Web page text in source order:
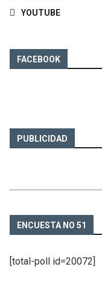
YOUTUBE
FACEBOOK
PUBLICIDAD
ENCUESTA NO 51
[total-poll id=20072]